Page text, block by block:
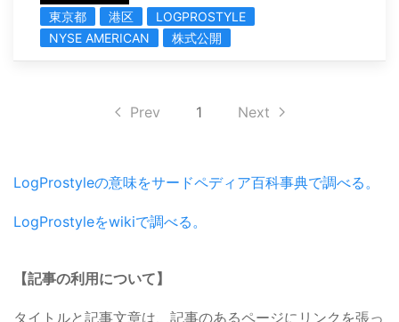
東京都 港区
LOGPROSTYLE
NYSE AMERICAN
株式公開
Prev 1 Next
LogProstyleの意味をサードペディア百科事典で調べる。
LogProstyleをwikiで調べる。
【記事の利用について】
タイトルと記事文章は、記事のあるページにリンクを張っ